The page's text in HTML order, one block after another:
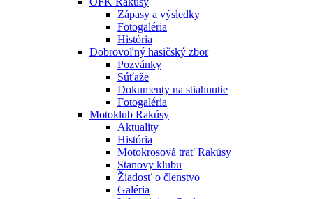
Zápasy a výsledky
Fotogaléria
História
Dobrovoľný hasičský zbor
Pozvánky
Súťaže
Dokumenty na stiahnutie
Fotogaléria
Motoklub Rakúsy
Aktuality
História
Motokrosová trať Rakúsy
Stanovy klubu
Žiadosť o členstvo
Galéria